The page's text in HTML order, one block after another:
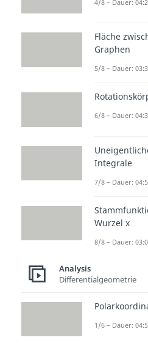
Die
der
Statistik.
Beispiel,
Eintreten
4/8 – Dauer:
Fläche
Graphen
5/8 – Dauer:
6/8 – Dauer:
Integrale
7/8 – Dauer:
Wurzel x
8/8 – Dauer:
Analysis
Differentialgeometrie
1/6 – Dauer: